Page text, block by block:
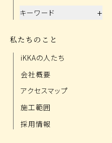
キーワード
+
私たちのこと
iKKAの人たち
会社概要
アクセスマップ
施工範囲
採用情報